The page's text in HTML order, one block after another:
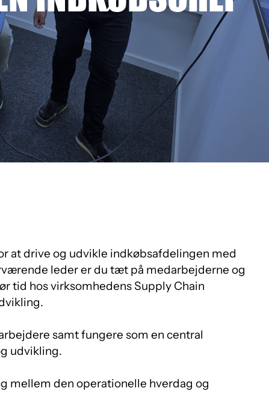
at drive og udvikle indkøbsafdelingen med
leder er du tæt på medarbejderne og
tid hos virksomhedens Supply Chain
samt fungere som en central
udvikling.
mellem den operationelle hverdag og